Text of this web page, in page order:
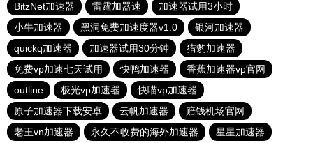
BitzNet加速器
雷霆加器速
加速器试用3小时
小牛加速器
黑洞免费加速度器v1.0
银河加速器
quickq加速器
加速器试用30分钟
猎豹加速器
免费vp加速七天试用
快鸭加速器
香蕉加速器vp官网
outline
极光vp加速器
快喵vp加速器
原子加速器下载安卓
云帆加速器
赔钱机场官网
老王vn加速器
永久不收费的海外加速器 星星加速器